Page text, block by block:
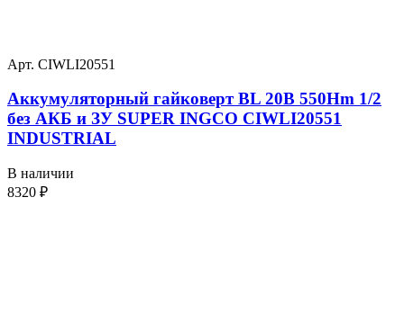
Арт. CIWLI20551
Аккумуляторный гайковерт BL 20В 550Hm 1/2
без АКБ и ЗУ SUPER INGCO CIWLI20551
INDUSTRIAL
В наличии
8320 ₽